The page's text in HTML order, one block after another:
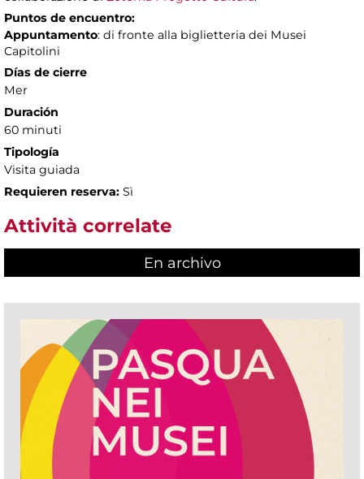
Puntos de encuentro:
Appuntamento: di fronte alla biglietteria dei Musei
Capitolini
Días de cierre
Mer
Duración
60 minuti
Tipología
Visita guiada
Requieren reserva: Sì
Attività correlate
En archivo